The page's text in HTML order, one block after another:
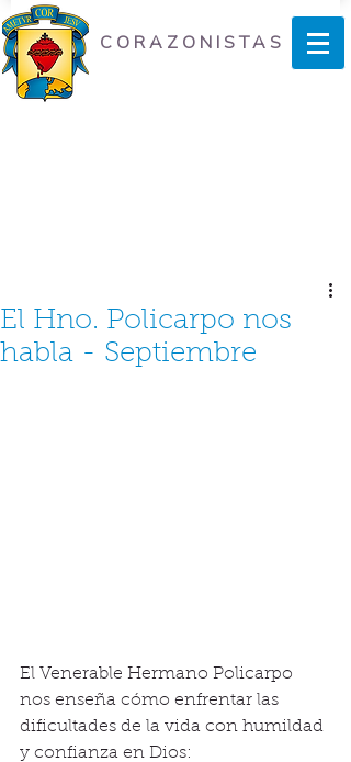
CORAZONISTAS
El Hno. Policarpo nos
habla - Septiembre
El Venerable Hermano Policarpo
nos enseña cómo enfrentar las
dificultades de la vida con humildad
y confianza en Dios: